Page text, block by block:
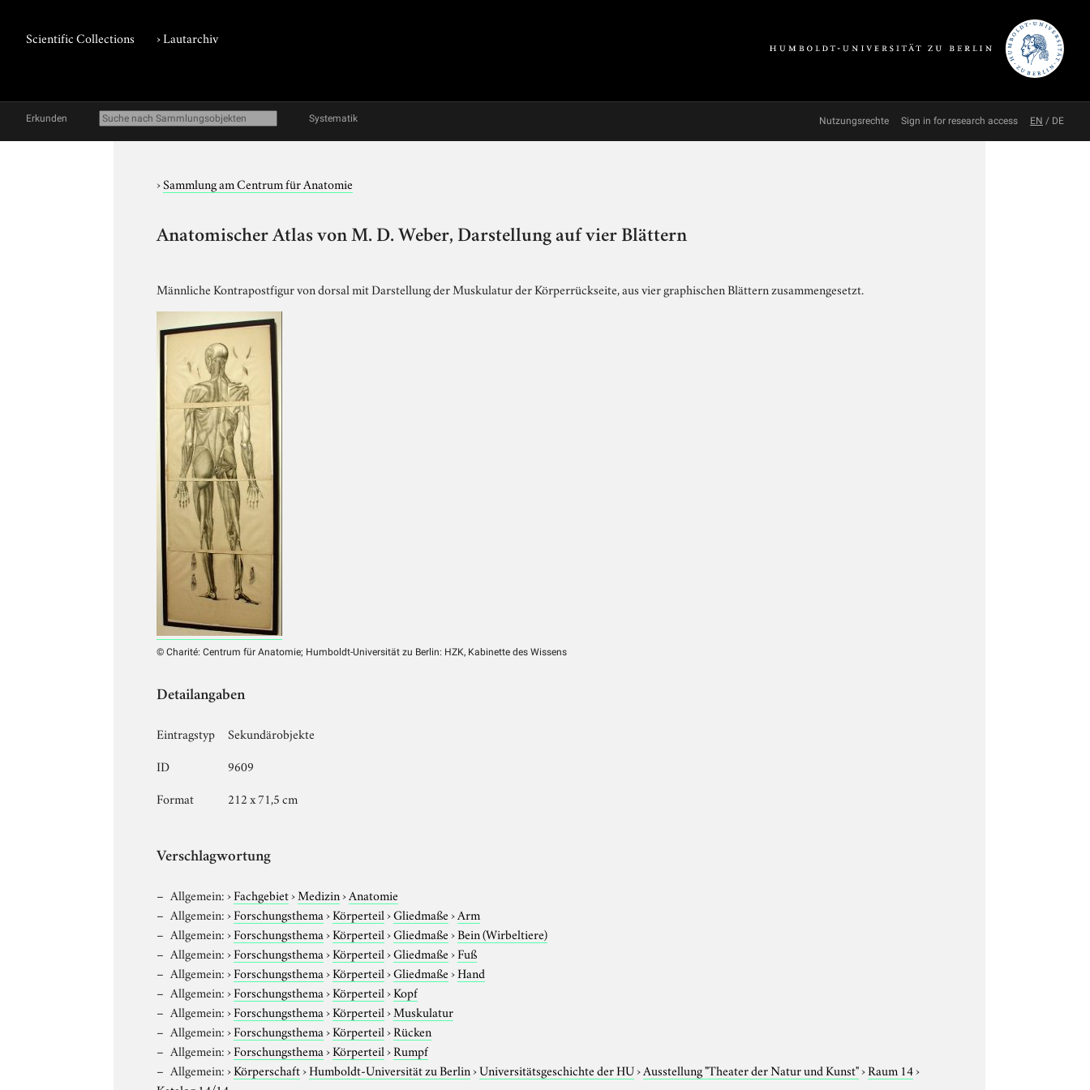
Scientific Collections ›Lautarchiv
Erkunden Systematik Nutzungsrechte Sign in for research access EN / DE
›Sammlung am Centrum für Anatomie
Anatomischer Atlas von M. D. Weber, Darstellung auf vier Blättern
Männliche Kontrapostfigur von dorsal mit Darstellung der Muskulatur der Körperrückseite, aus vier graphischen Blättern zusammengesetzt.
© Charité: Centrum für Anatomie; Humboldt-Universität zu Berlin: HZK, Kabinette des Wissens
Detailangaben
Eintragstyp
Sekundärobjekte
ID
9609
Format
212 x 71,5 cm
Verschlagwortung
Allgemein:›Fachgebiet›Medizin›Anatomie
Allgemein:›Forschungsthema›Körperteil›Gliedmaße›Arm
Allgemein:›Forschungsthema›Körperteil›Gliedmaße›Bein (Wirbeltiere)
Allgemein:›Forschungsthema›Körperteil›Gliedmaße›Fuß
Allgemein:›Forschungsthema›Körperteil›Gliedmaße›Hand
Allgemein:›Forschungsthema›Körperteil›Kopf
Allgemein:›Forschungsthema›Körperteil›Muskulatur
Allgemein:›Forschungsthema›Körperteil›Rücken
Allgemein:›Forschungsthema›Körperteil›Rumpf
Allgemein:›Körperschaft›Humboldt-Universität zu Berlin›Universitätsgeschichte der HU›Ausstellung "Theater der Natur und Kunst"›Raum 14›